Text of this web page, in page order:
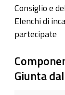
Consiglio e
Elenchi di
partecipate
Giunta